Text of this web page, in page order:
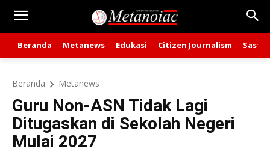
Beranda Metanews Edukasi Citizen Journalism Sastra
Beranda Metanews
Guru Non-ASN Tidak Lagi
Ditugaskan di Sekolah Negeri
Mulai 2027